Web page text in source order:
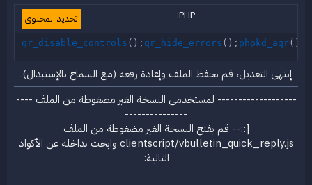
تحديد المحتوى PHP:
qr_disable_controls ( ) ; qr_hide_errors ( ) ; phpkd_aqr( )
إنتهى التعديل، قم بحفظ الملف وإعادة رفعه (مع السماح بالإستبدال).​
------------------- لمستخدمى النسخة الغير مضغوطة من الملف ----
---------------
[::-- قم بفتح النسخة الغير مضغوطة من الملف
clientscript/vbulletin_quick_reply.js وابحث بداخله عن الأكواد
التالية: